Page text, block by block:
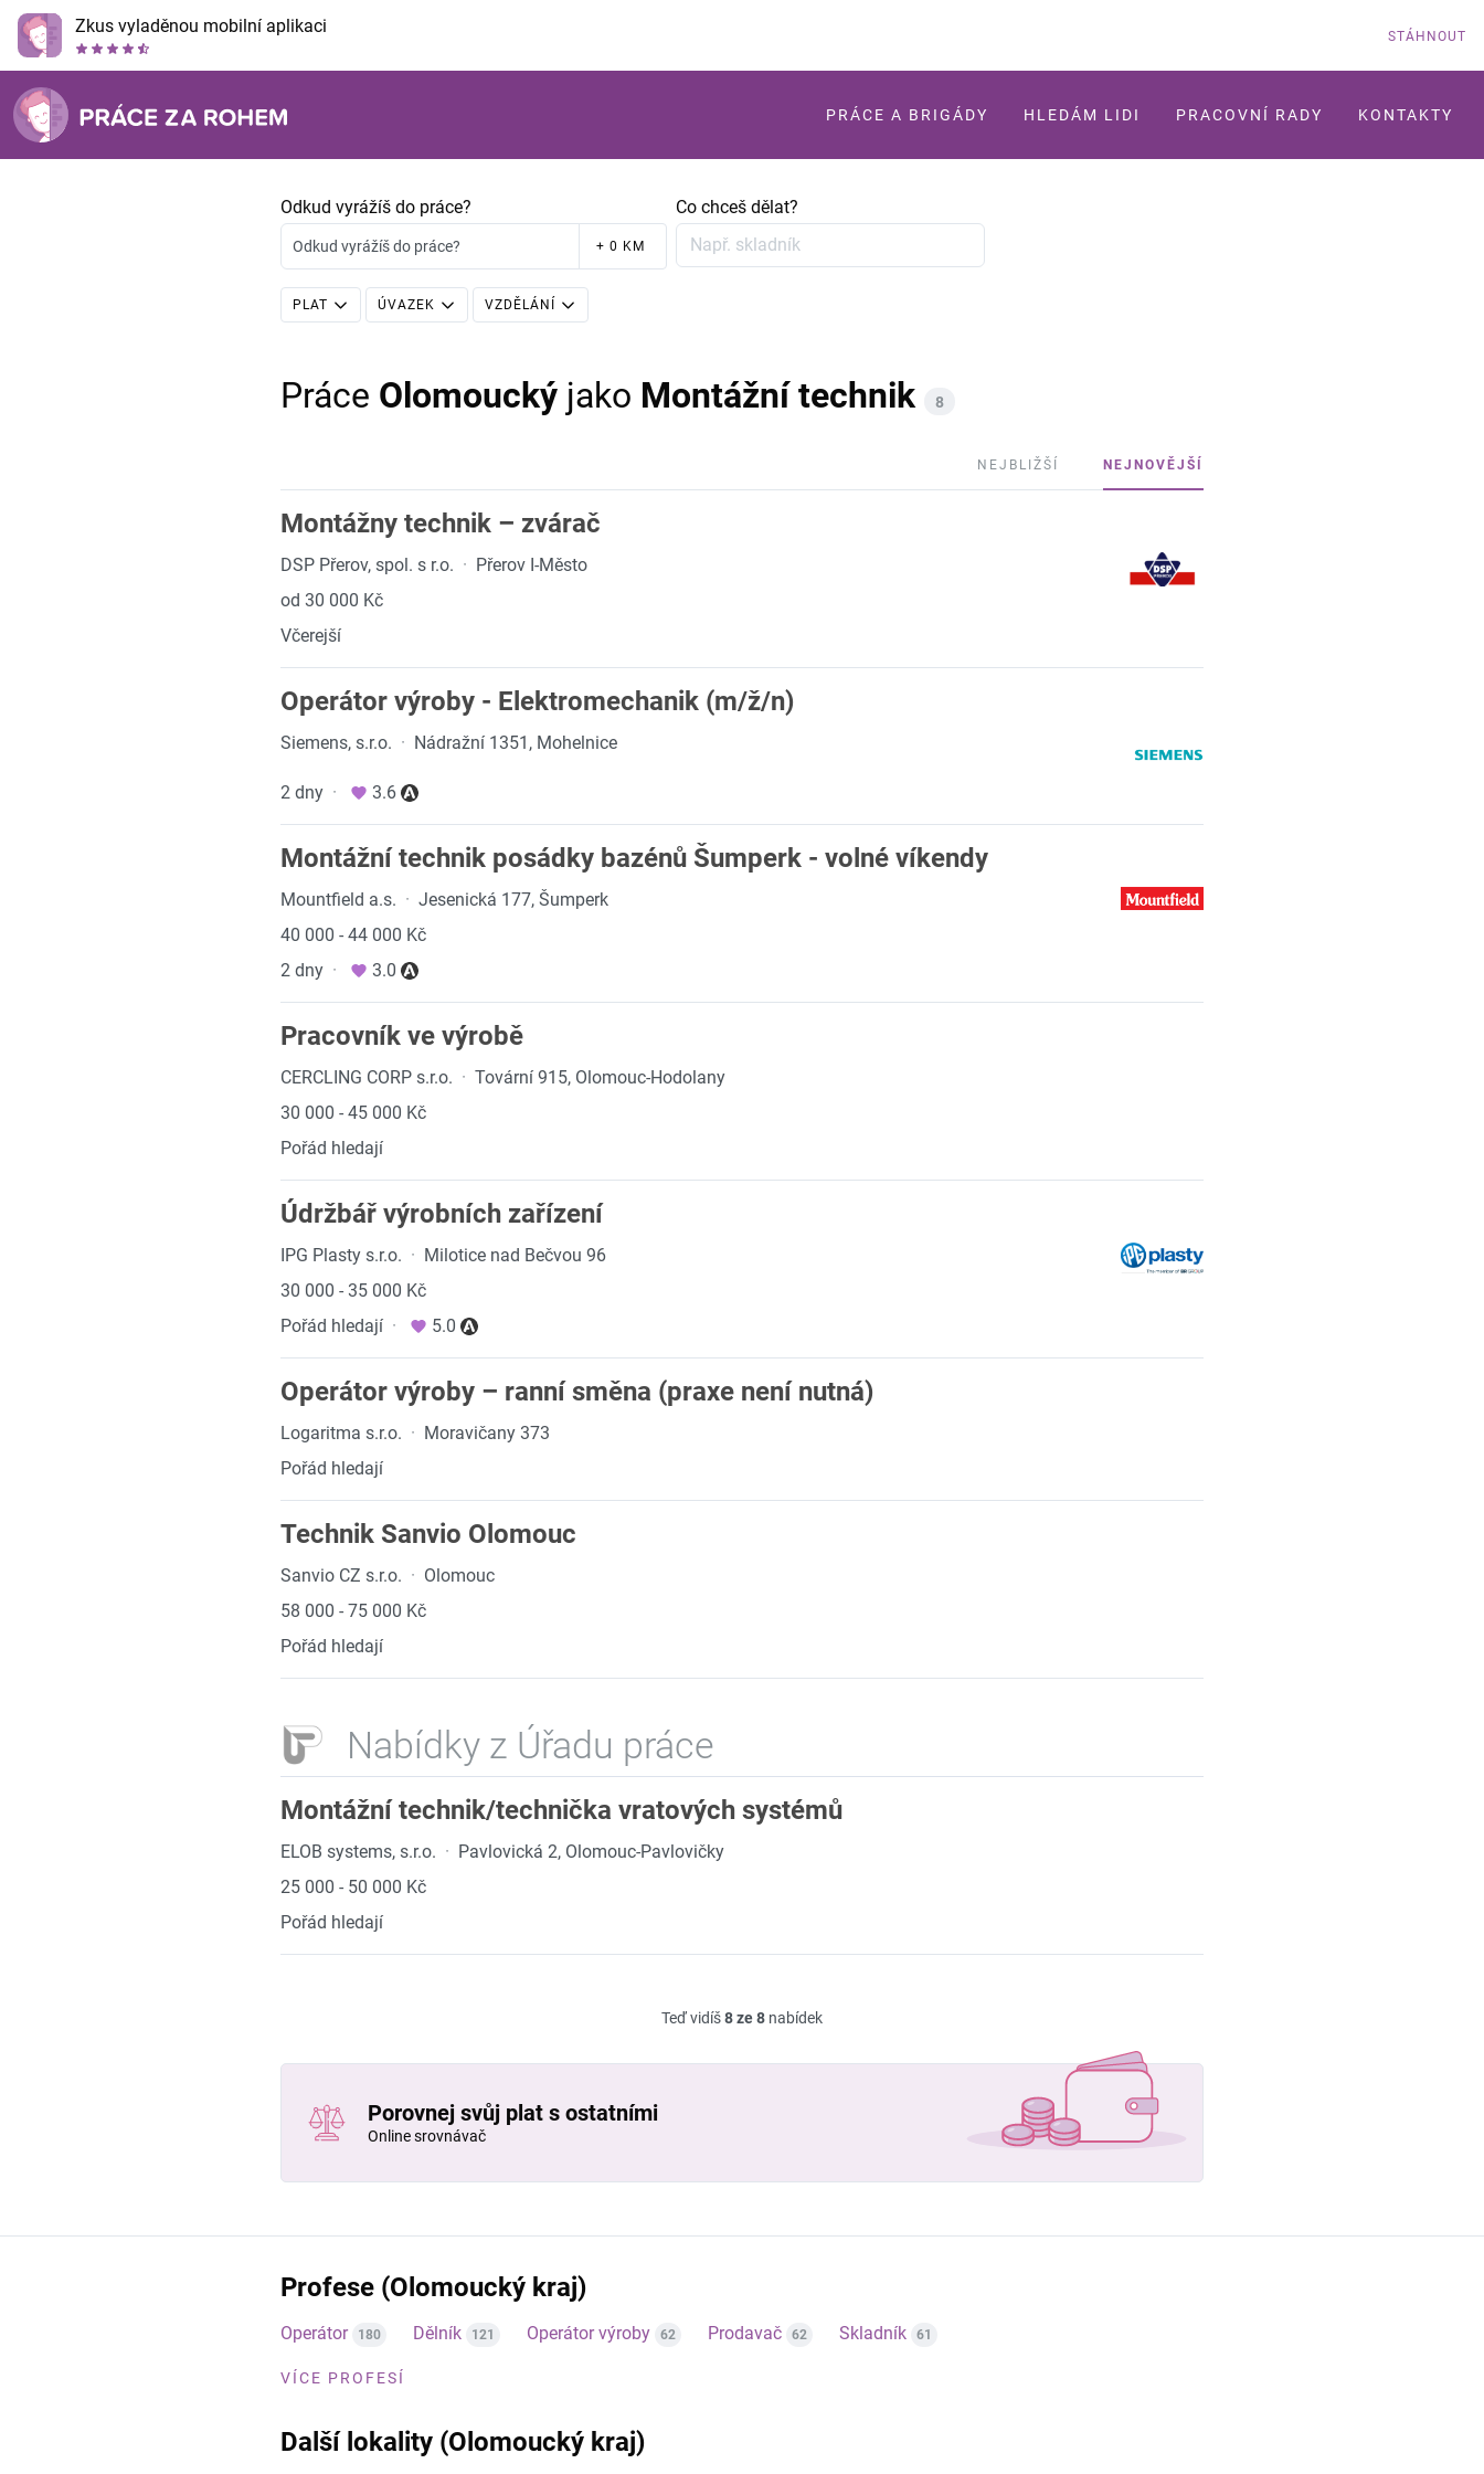
Zkus vyladěnou mobilní aplikaci STÁHNOUT
PRÁCE A BRIGÁDY HLEDÁM LIDI PRACOVNÍ RADY KONTAKTY
Odkud vyrážíš do práce?
Odkud vyrážíš do práce? + 0 KM
Co chceš dělat?
PLAT ÚVAZEK VZDĚLÁNÍ
Práce Olomoucký jako Montážní technik 8
NEJBLIŽŠÍ NEJNOVĚJŠÍ
Montážny technik – zvárač
DSP Přerov, spol. s r.o. · Přerov I-Město
od 30 000 Kč
Včerejší
Operátor výroby - Elektromechanik (m/ž/n)
Siemens, s.r.o. · Nádražní 1351, Mohelnice
2 dny · 3.6
Montážní technik posádky bazénů Šumperk - volné víkendy
Mountfield a.s. · Jesenická 177, Šumperk
40 000 - 44 000 Kč
2 dny · 3.0
Pracovník ve výrobě
CERCLING CORP s.r.o. · Tovární 915, Olomouc-Hodolany
30 000 - 45 000 Kč
Pořád hledají
Údržbář výrobních zařízení
IPG Plasty s.r.o. · Milotice nad Bečvou 96
30 000 - 35 000 Kč
Pořád hledají · 5.0
Operátor výroby – ranní směna (praxe není nutná)
Logaritma s.r.o. · Moravičany 373
Pořád hledají
Technik Sanvio Olomouc
Sanvio CZ s.r.o. · Olomouc
58 000 - 75 000 Kč
Pořád hledají
Nabídky z Úřadu práce
Montážní technik/technička vratových systémů
ELOB systems, s.r.o. · Pavlovická 2, Olomouc-Pavlovičky
25 000 - 50 000 Kč
Pořád hledají
Teď vidíš8 ze 8 nabídek
Porovnej svůj plat s ostatními
Online srovnávač
Profese (Olomoucký kraj)
Operátor 180 Dělník 121 Operátor výroby 62 Prodavač 62 Skladník 61
VÍCE PROFESÍ
Další lokality (Olomoucký kraj)